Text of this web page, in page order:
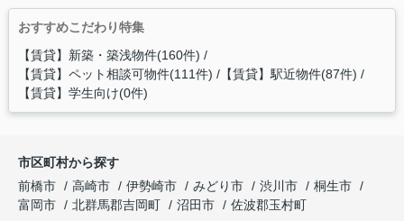
おすすめこだわり特集
【賃貸】新築・築浅物件(160件)
【賃貸】ペット相談可物件(111件) 【賃貸】駅近物件(87件)
【賃貸】学生向け(0件)
市区町村から探す
前橋市
高崎市 伊勢崎市 みどり市 渋川市
桐生市
富岡市
北群馬郡吉岡町 沼田市
佐波郡玉村町